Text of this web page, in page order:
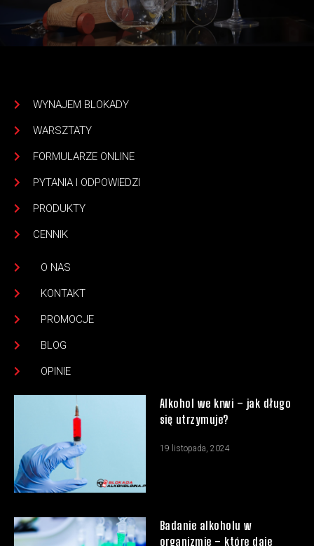
WYNAJEM BLOKADY
WARSZTATY
FORMULARZE ONLINE
PYTANIA I ODPOWIEDZI
PRODUKTY
CENNIK
O NAS
KONTAKT
PROMOCJE
BLOG
OPINIE
Alkohol we krwi – jak długo
się utrzymuje?
19 listopada, 2024
Badanie alkoholu w
organizmie – które daje